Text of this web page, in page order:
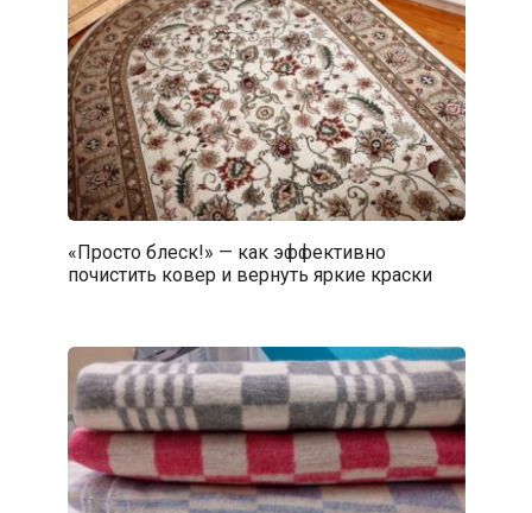
«Просто блеск!» — как эффективно
почистить ковер и вернуть яркие краски